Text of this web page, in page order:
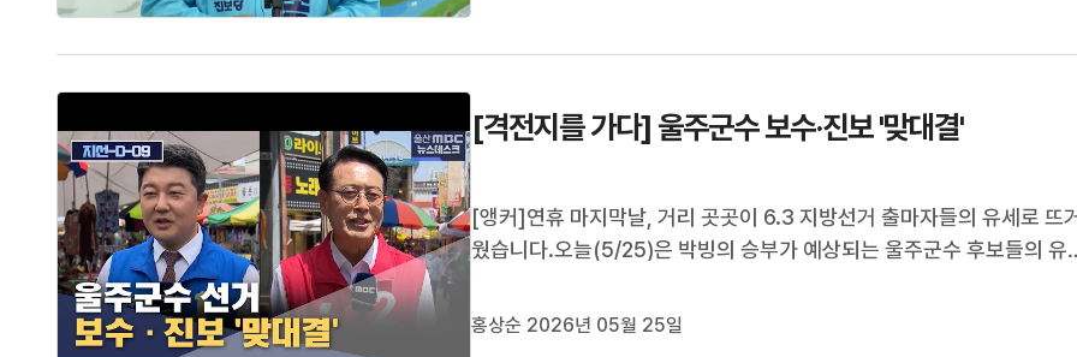
[격전지를 가다] 울주군수 보수·진보 '맞대결'
[앵커]연휴 마지막날, 거리 곳곳이 6.3 지방선거 출마자들의 유세로 뜨거
웠습니다.오늘(5/25)은 박빙의 승부가 예상되는 울주군수 후보들의 유
붙었습니다.홍상순 기자가 보도합니다.[리포트]연휴 마지막날 울주군수
홍상순 2026년 05월 25일